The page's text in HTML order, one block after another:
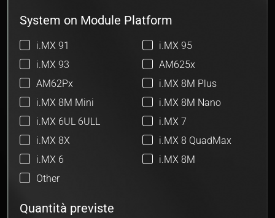
System on Module Platform
i.MX 91
i.MX 95
i.MX 93
AM625x
AM62Px
i.MX 8M Plus
i.MX 8M Mini
i.MX 8M Nano
i.MX 6UL 6ULL
i.MX 7
i.MX 8X
i.MX 8 QuadMax
i.MX 6
i.MX 8M
Other
Quantità previste